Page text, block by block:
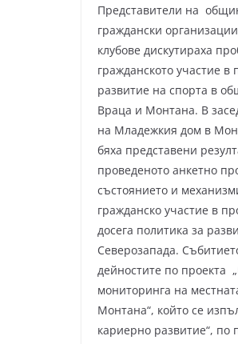
Представители на
граждански
клубове дискутираха
гражданското участие в
развитие на спорта в
Враца и Монтана. В
на Младежкия дом в
бяха представени
проведеното анкетно
състоянието и
гражданско участие в
досега политика за
Северозапада.
дейностите по проекта
мониторинга на
Монтана“, който се
кариерно развитие“, по